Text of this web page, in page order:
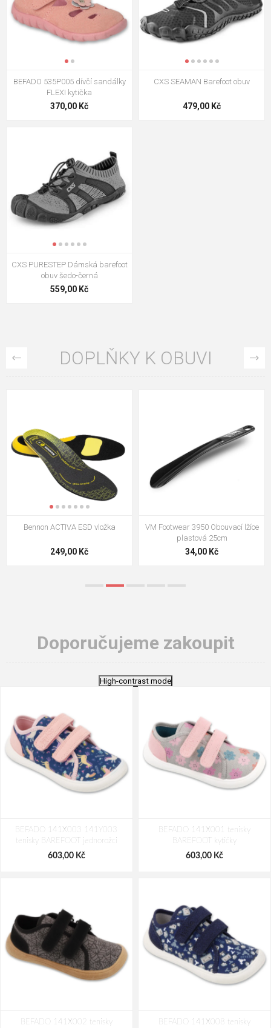
BEFADO 535P005 dívčí sandálky
FLEXI kytička
370,00 Kč
CXS SEAMAN Barefoot obuv
479,00 Kč
CXS PURESTEP Dámská barefoot
obuv šedo-černá
559,00 Kč
DOPLŇKY K OBUVI
VM Footwear 3009 Vkládací stélka
124,00 Kč
VM Footwear 3102 Tkaničky
ploché
18,70 Kč
Doporučujeme zakoupit
High-contrast mode
BEFADO 141X003 141Y003
tenisky BAREFOOT jednorožci
603,00 Kč
BEFADO 141X001 tenisky
BAREFOOT kytičky
603,00 Kč
BEFADO 141X002 tenisky
BEFADO 141X008 tenisky